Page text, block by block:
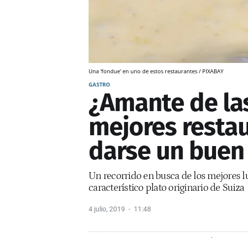
Una 'fondue' en uno de estos restaurantes / PIXABAY
GASTRO
¿Amante de
mejores
darse un
Un recorrido en busca de los mejores
característico plato originario de Suiza
4 julio, 2019 11:48